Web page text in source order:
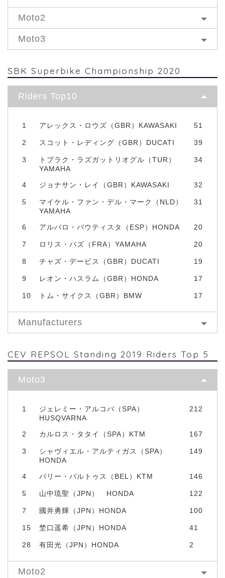
Moto2
Moto3
SBK Superbike Championship 2020
Riders Top10
1 アレックス・ロウズ（GBR）KAWASAKI 51
2 スコット・レディング（GBR）DUCATI 39
3
トプラク・ラズガットリオグル（TUR）
YAMAHA
34
4 ジョナサン・レイ（GBR）KAWASAKI 32
5
マイケル・ファン・デル・マーク（NLD）
YAMAHA
31
6 アルバロ・バウティスタ（ESP）HONDA 20
7 ロリス・バズ（FRA）YAMAHA 20
8 チャズ・デービス（GBR）DUCATI 19
9 レオン・ハスラム（GBR）HONDA 17
10 トム・サイクス（GBR）BMW 17
Manufacturers
CEV REPSOL Standing 2019 Riders Top 5
Moto3
1
ジェレミー・アルコバ（SPA）
HUSQVARNA
212
2 カルロス・タタイ（SPA）KTM 167
3
シャヴィエル・アルティガス（SPA）
HONDA
149
4 バリー・バルトゥス（BEL）KTM 146
5 山中琉聖（JPN） HONDA 122
7 國井勇輝（JPN）HONDA 100
15 埜口遥希（JPN）HONDA 41
28 有田光（JPN）HONDA 2
Moto2